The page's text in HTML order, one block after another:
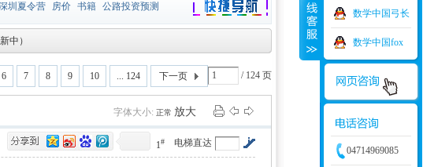
捷导航
圳夏令营 房价 书籍 公路投资预测
画图工具
大数据 预测模型 元胞自动机 证书下载
增加体力 比赛
挑战赛
中）
6 7 8 9 10 ... 124 / 124 页
下一页
字体大小: 正常 放大
电梯直达
1#
数学中国弓长
数学中国fox
04714969085